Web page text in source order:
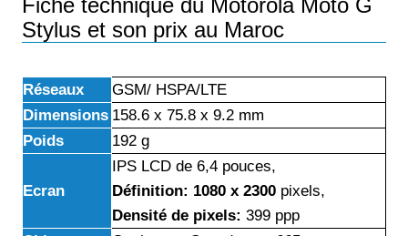
Fiche technique du Motorola Moto G
Stylus et son prix au Maroc
Réseaux
GSM/ HSPA/LTE
Dimensions 158.6 x 75.8 x 9.2 mm
Poids
192 g
Ecran
IPS LCD de 6,4 pouces,
Définition: 1080 x 2300 pixels,
Densité de pixels: 399 ppp